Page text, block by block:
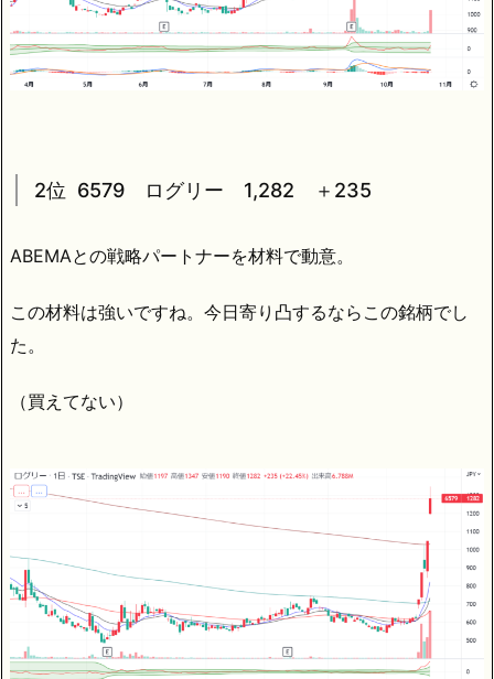
2位 6579 ログリー 1,282 ＋235
ABEMAとの戦略パートナーを材料で動意。
この材料は強いですね。今日寄り凸するならこの銘柄でし
た。
（買えてない）